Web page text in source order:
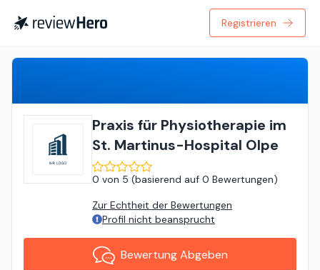
Registrieren
Praxis für Physiotherapie im
St. Martinus-Hospital Olpe
0 von 5 (basierend auf 0 Bewertungen)
Zur Echtheit der Bewertungen
Profil nicht beansprucht
Bewertung Abgeben